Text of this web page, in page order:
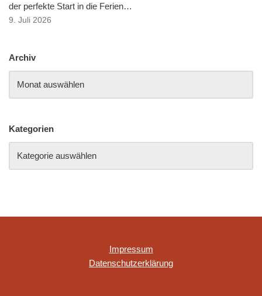
der perfekte Start in die Ferien…
9. Juli 2026
Archiv
Kategorien
Impressum
Datenschutzerklärung